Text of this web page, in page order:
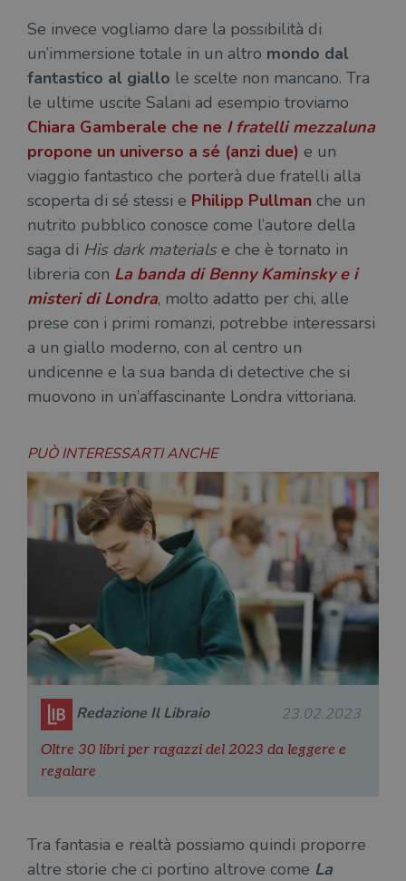
Se invece vogliamo dare la possibilità di
un’immersione totale in un altro mondo dal
fantastico al giallo le scelte non mancano. Tra
le ultime uscite Salani ad esempio troviamo
Chiara Gamberale che ne I fratelli mezzaluna
propone un universo a sé (anzi due) e un
viaggio fantastico che porterà due fratelli alla
scoperta di sé stessi e Philipp Pullman che un
nutrito pubblico conosce come l’autore della
saga di His dark materialse che è tornato in
libreria con La banda di Benny Kaminsky e i
misteri di Londra, molto adatto per chi, alle
prese con i primi romanzi, potrebbe interessarsi
a un giallo moderno, con al centro un
undicenne e la sua banda di detective che si
muovono in un’affascinante Londra vittoriana.
PUÒ INTERESSARTI ANCHE
Redazione Il Libraio 23.02.2023
Oltre 30 libri per ragazzi del 2023 da leggere e
regalare
Tra fantasia e realtà possiamo quindi proporre
altre storie che ci portino altrove come La